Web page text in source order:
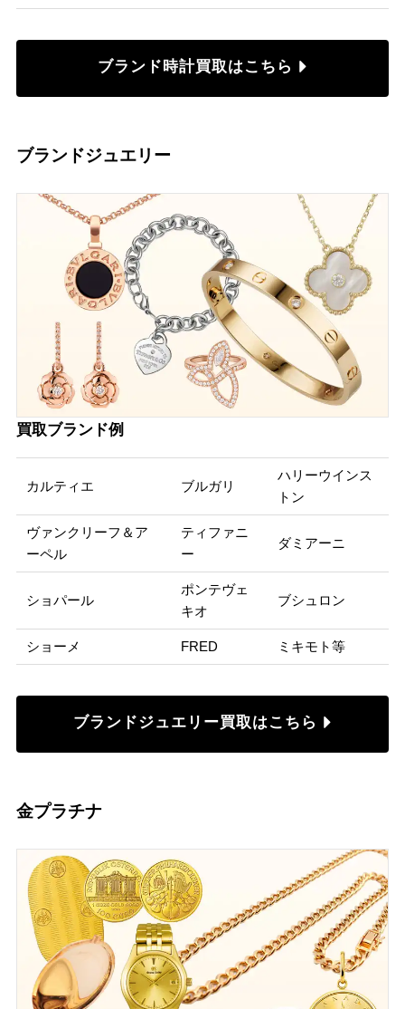
ブランド時計買取はこちら
ブランドジュエリー
買取ブランド例
カルティエ ブルガリ
ハリーウインス
トン
ヴァンクリーフ＆ア
ーペル
ティファニ
ー
ダミアーニ
ショパール
ポンテヴェ
キオ
ブシュロン
ショーメ FRED ミキモト等
ブランドジュエリー買取はこちら
金プラチナ